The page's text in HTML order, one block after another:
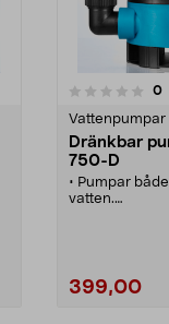
0
Vattenpumpar
Dränkbar
750-D
• Pumpar
vatten.
• Utrustad
• Kapacitet
399,00
0.0